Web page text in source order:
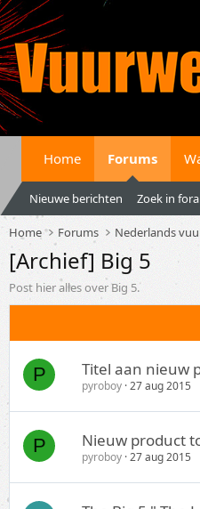
Home Forums
Nieuwe berichten Zoek in fora
Home Forums Nederlands
[Archief] Big 5
Post hier alles over Big 5.
P Titel aan nieuw
pyroboy 27 aug 2015
P Nieuw product
pyroboy 27 aug 2015